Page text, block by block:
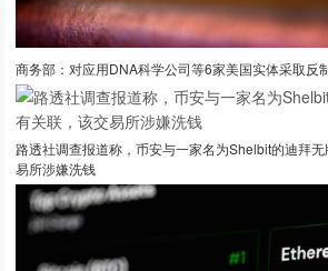
商务部：对应用DNA科学公司等6家美国实体采取反
路透社调查报道称，币安与一家名为Shelbit的迪拜
易所涉嫌洗钱